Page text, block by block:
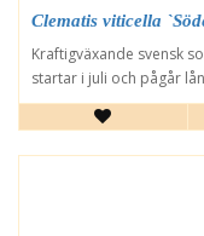
Clematis viticella
Kraftigväxande svensk
startar i juli och pågår